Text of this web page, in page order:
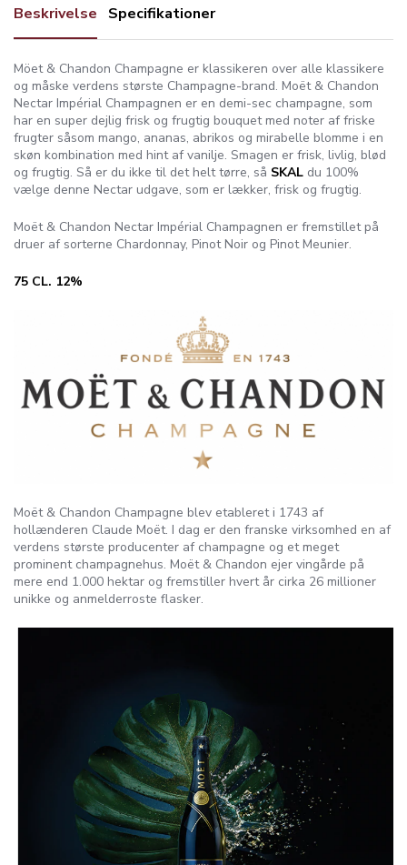
Beskrivelse Specifikationer
Möet & Chandon Champagne er klassikeren over alle klassikere
og måske verdens største Champagne-brand. Moët & Chandon
Nectar Impérial Champagnen er en demi-sec champagne, som
har en super dejlig frisk og frugtig bouquet med noter af friske
frugter såsom mango, ananas, abrikos og mirabelle blomme i en
skøn kombination med hint af vanilje. Smagen er frisk, livlig, blød
og frugtig. Så er du ikke til det helt tørre, så SKAL du 100%
vælge denne Nectar udgave, som er lækker, frisk og frugtig.
Moët & Chandon Nectar Impérial Champagnen er fremstillet på
druer af sorterne Chardonnay, Pinot Noir og Pinot Meunier.
75 CL. 12%
Moët & Chandon Champagne blev etableret i 1743 af
hollænderen Claude Moët. I dag er den franske virksomhed en af
verdens største producenter af champagne og et meget
prominent champagnehus. Moët & Chandon ejer vingårde på
mere end 1.000 hektar og fremstiller hvert år cirka 26 millioner
unikke og anmelderroste flasker.